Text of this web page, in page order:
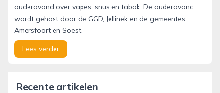
ouderavond over vapes, snus en tabak. De ouderavond
wordt gehost door de GGD, Jellinek en de gemeentes
Amersfoort en Soest.
Lees verder
Recente artikelen